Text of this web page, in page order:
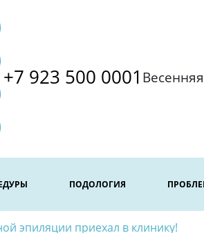
+7 923 500 0001
ПОДОЛОГИЯ
эпиляции приехал в клинику!